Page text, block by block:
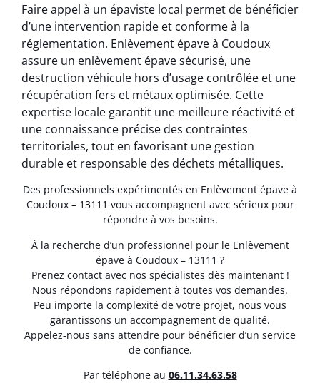
Faire appel à un épaviste local permet de bénéficier
d’une intervention rapide et conforme à la
réglementation. Enlèvement épave à Coudoux
assure un enlèvement épave sécurisé, une
destruction véhicule hors d’usage contrôlée et une
récupération fers et métaux optimisée. Cette
expertise locale garantit une meilleure réactivité et
une connaissance précise des contraintes
territoriales, tout en favorisant une gestion
durable et responsable des déchets métalliques.
Des professionnels expérimentés en Enlèvement épave à
Coudoux – 13111 vous accompagnent avec sérieux pour
répondre à vos besoins.
À la recherche d’un professionnel pour le Enlèvement
épave à Coudoux – 13111 ?
Prenez contact avec nos spécialistes dès maintenant !
Nous répondons rapidement à toutes vos demandes.
Peu importe la complexité de votre projet, nous vous
garantissons un accompagnement de qualité.
Appelez-nous sans attendre pour bénéficier d’un service
de confiance.
Par téléphone au 06.11.34.63.58